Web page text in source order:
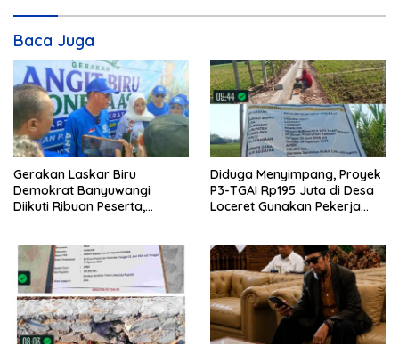
Baca Juga
Gerakan Laskar Biru
Demokrat Banyuwangi
Diikuti Ribuan Peserta,
Diduga Menyimpang, Proyek
P3-TGAI Rp195 Juta di Desa
Loceret Gunakan Pekerja